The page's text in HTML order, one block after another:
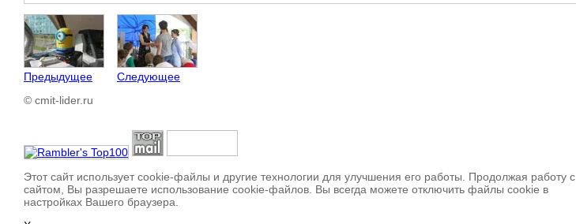
Предыдущее
Следующее
© cmit-lider.ru
Этот сайт использует cookie-файлы и другие технологии для улучшения его работы. Продолжая работу с
сайтом, Вы разрешаете использование cookie-файлов. Вы всегда можете отключить файлы cookie в
настройках Вашего браузера.